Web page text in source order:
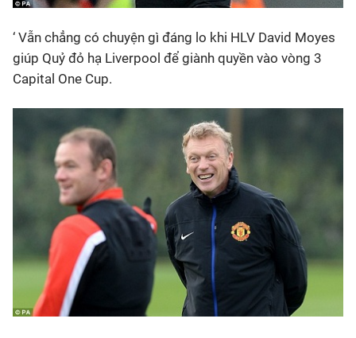
‘ Vẫn chẳng có chuyện gì đáng lo khi HLV David Moyes
giúp Quỷ đỏ hạ Liverpool để giành quyền vào vòng 3
Capital One Cup.